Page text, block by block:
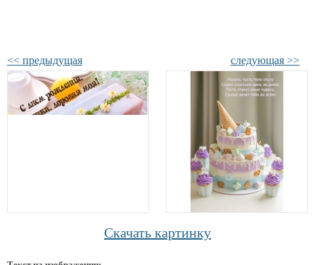
<< предыдущая следующая >>
Скачать картинку